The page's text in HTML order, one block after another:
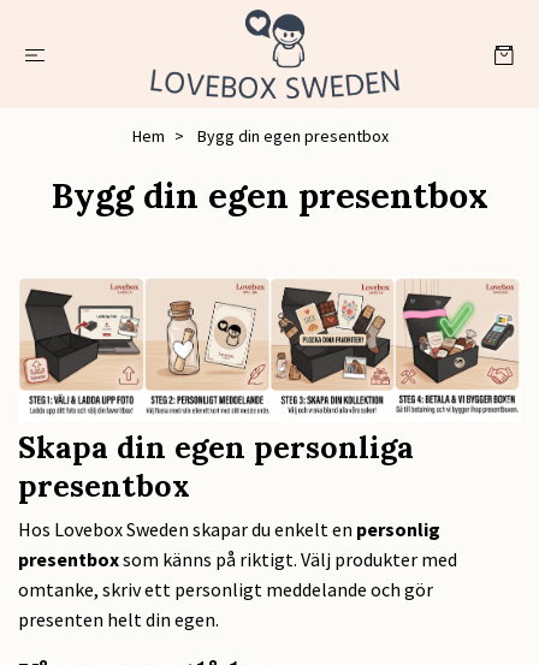
Hem Bygg din egen presentbox
Bygg din egen presentbox
Skapa din egen personliga
presentbox
Hos Lovebox Sweden skapar du enkelt en personlig
presentboxsom känns på riktigt. Välj produkter med
omtanke, skriv ett personligt meddelande och gör
presenten helt din egen.